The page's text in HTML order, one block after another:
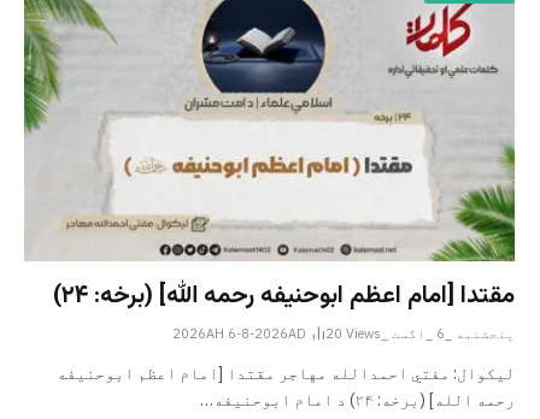
مقتدا [امام اعظم ابوحنیفه رحمه الله‎] (برخه: ۲۴)
پنجشنبه _6 _اگست _2026AH 6-8-2026AD 20 Views
لیکوال: مفتي احمدالله مهاجر مقتدا [امام اعظم ابوحنیفه
رحمه الله‎] (برخه: ۲۴) د امام ابوحنيفه…